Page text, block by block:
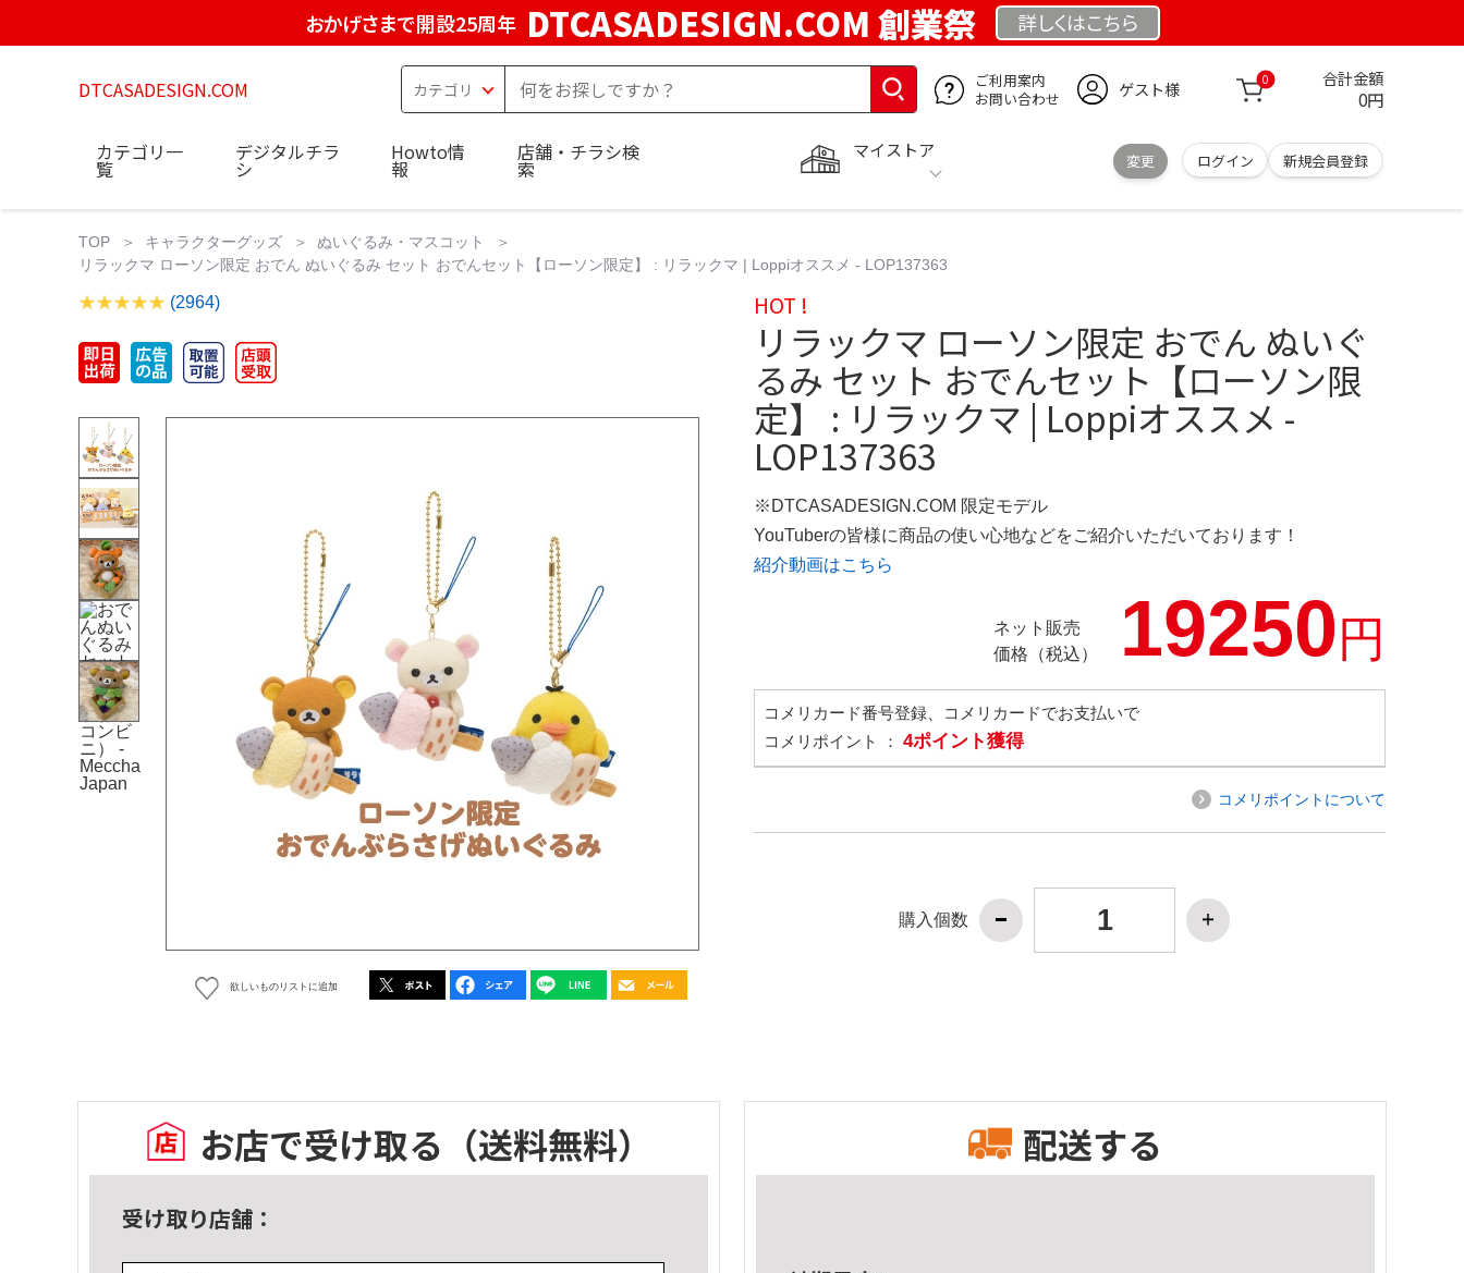
おかげさまで開設25周年 DTCASADESIGN.COM 創業祭 詳しくはこちら
DTCASADESIGN.COM
ご利用案内
お問い合わせ
ゲスト様 0 合計金額
0円
マイストア
変更 ログイン 新規会員登録
カテゴリ一
覧
デジタルチラ
シ
Howto情
報
店舗・チラシ検
索
TOP キャラクターグッズ
ぬいぐるみ・マスコット
リラックマ ローソン限定 おでん ぬいぐるみ セット おでんセット【ローソン限定】 : リラックマ | Loppiオススメ - LOP137363
(2964)
欲しいものリストに追加
HOT !
リラックマ ローソン限定 おでん ぬいぐ
るみ セット おでんセット【ローソン限
定】 : リラックマ | Loppiオススメ -
LOP137363
※DTCASADESIGN.COM 限定モデル
YouTuberの皆様に商品の使い心地などをご紹介いただいております！
紹介動画はこちら
ネット販売
価格（税込）
19250円
コメリカード番号登録、コメリカードでお支払いで
コメリポイント ： 4ポイント獲得
コメリポイントについて
購入個数
お店で受け取る （送料無料）
受け取り店舗：
配送する